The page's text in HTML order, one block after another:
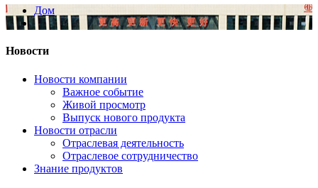
Дом
Новости
Новости компании
Важное событие
Живой просмотр
Выпуск нового продукта
Новости отрасли
Отраслевая деятельность
Отраслевое сотрудничество
Знание продуктов